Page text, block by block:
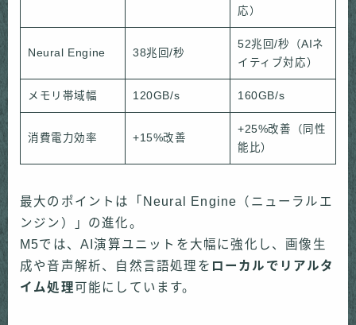
応）
Neural Engine 38兆回/秒
52兆回/秒（AIネ
イティブ対応）
メモリ帯域幅 120GB/s 160GB/s
消費電力効率 +15%改善
+25%改善（同性
能比）
最大のポイントは「Neural Engine（ニューラルエ
ンジン）」の進化。
M5では、AI演算ユニットを大幅に強化し、画像生
成や音声解析、自然言語処理を ローカルでリアルタ
イム処理可能にしています。